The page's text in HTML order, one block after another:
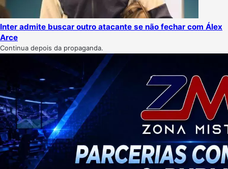
Inter admite buscar outro atacante se não fechar com Álex
Arce
Continua depois da propaganda.